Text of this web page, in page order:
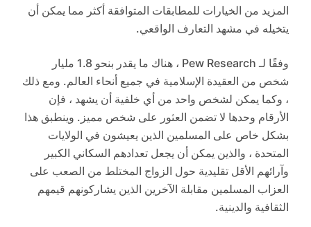
المزيد من الخيارات للمطابقات المتوافقة أكثر مما يمكن أن
يتخيله في مشهد التعارف الواقعي.
وفقًا لـ Pew Research ، هناك ما يقدر بنحو 1.8 مليار
شخص من العقيدة الإسلامية في جميع أنحاء العالم. ومع ذلك
، وكما يمكن لشخص واحد من أي خلفية أن يشهد ، فإن
الأرقام وحدها لا تضمن العثور على شخص مميز. وينطبق هذا
بشكل خاص على المسلمين الذين يعيشون في الولايات
المتحدة ، والذين يمكن أن يجعل تعدادهم السكاني الكبير
وآرائهم الأقل تقليدية حول الزواج المختلط من الصعب على
العزاب المسلمين مقابلة الآخرين الذين يشاركونهم قيمهم
الثقافية والدينية.